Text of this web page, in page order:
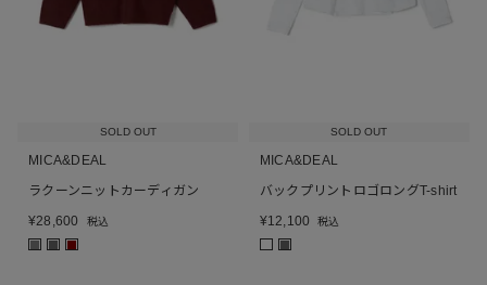
SOLD OUT
MICA&DEAL
ラクーンニットカーディガン
¥28,600 税込
SOLD OUT
MICA&DEAL
バックプリントロゴロングT-shirt
¥12,100 税込